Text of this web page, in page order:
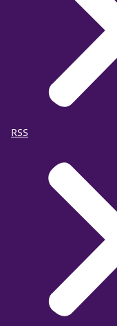
Met de
Nederland
persoonlijke
hoe dit door
zodat we
vlot, veilig en
RSS